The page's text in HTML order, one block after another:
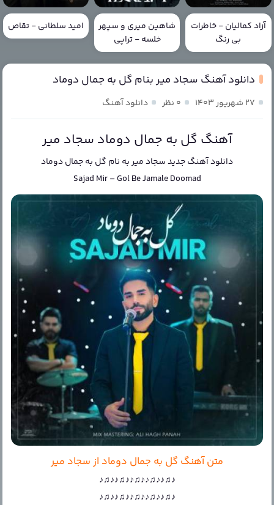
آزاد کمالیان - خاطرات
بی رنگ
شاهین میری و سپهر
خلسه - تراپی
امید سلطانی - تقاص
دانلود آهنگ سجاد میر بنام گل به جمال دوماد
۲۷ شهریور ۱۴۰۳ ۰ نظر دانلود آهنگ
آهنگ گل به جمال دوماد سجاد میر
دانلود آهنگ جدیدسجاد میربه نام گل به جمال دوماد
Sajad Mir–Gol Be Jamale Doomad
متن آهنگ گل به جمال دوماد از سجاد میر
♪♫♪♪♫♪♪♫♪♪♫♪♪♫♪
♪♫♪♪♫♪♪♫♪♪♫♪♪♫♪